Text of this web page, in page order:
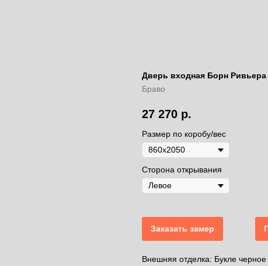
Дверь входная Борн Ривьера
Браво
27 270 р.
Размер по коробу/вес
Сторона открывания
Заказать замер
Внешняя отделка: Букле черное